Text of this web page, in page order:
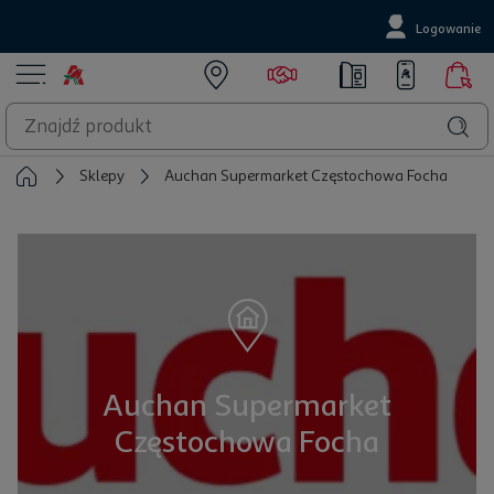
Logowanie
Sklepy Auchan Supermarket Częstochowa Focha
Auchan Supermarket
Częstochowa Focha